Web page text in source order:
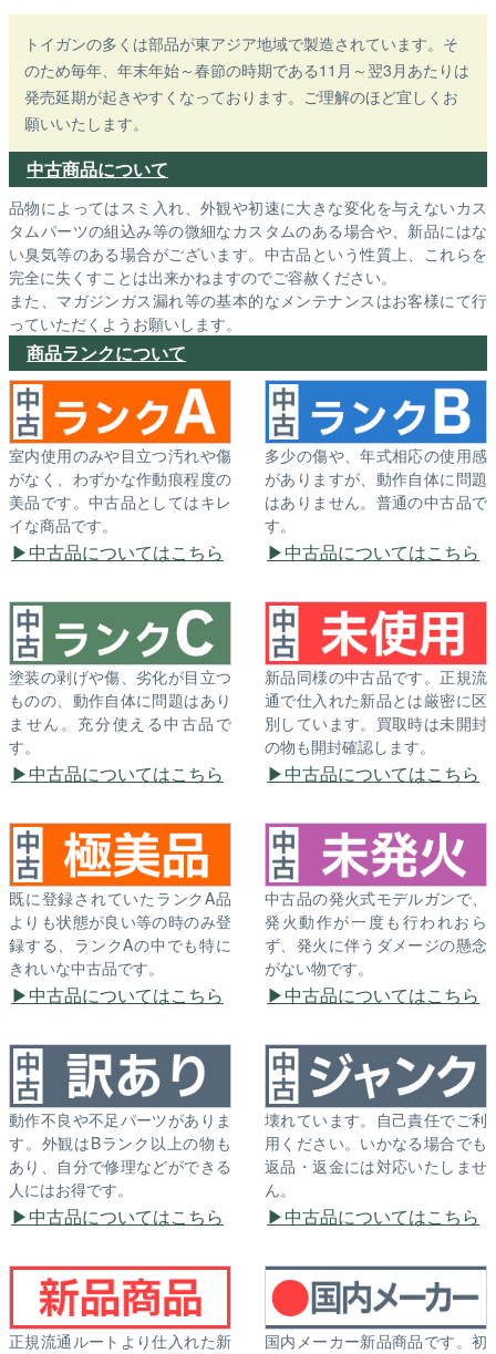
トイガンの多くは部品が東アジア地域で製造されています。そ
のため毎年、年末年始～春節の時期である11月～翌3月あたりは
発売延期が起きやすくなっております。ご理解のほど宜しくお
願いいたします。
中古商品について
品物によってはスミ入れ、外観や初速に大きな変化を与えないカス
タムパーツの組込み等の微細なカスタムのある場合や、新品にはな
い臭気等のある場合がございます。中古品という性質上、これらを
完全に失くすことは出来かねますのでご容赦ください。
また、マガジンガス漏れ等の基本的なメンテナンスはお客様にて行
っていただくようお願いします。
商品ランクについて
室内使用のみや目立つ汚れや傷
がなく、わずかな作動痕程度の
美品です。中古品としてはキレ
イな商品です。
中古品についてはこちら
多少の傷や、年式相応の使用感
がありますが、動作自体に問題
はありません。普通の中古品で
す。
中古品についてはこちら
塗装の剥げや傷、劣化が目立つ
ものの、動作自体に問題はあり
ません。充分使える中古品で
す。
中古品についてはこちら
新品同様の中古品です。正規流
通で仕入れた新品とは厳密に区
別しています。買取時は未開封
の物も開封確認します。
中古品についてはこちら
既に登録されていたランクA品
よりも状態が良い等の時のみ登
録する、ランクAの中でも特に
きれいな中古品です。
中古品についてはこちら
中古品の発火式モデルガンで、
発火動作が一度も行われおら
ず、発火に伴うダメージの懸念
がない物です。
中古品についてはこちら
動作不良や不足パーツがありま
す。外観はBランク以上の物も
あり、自分で修理などができる
人にはお得です。
中古品についてはこちら
壊れています。自己責任でご利
用ください。いかなる場合でも
返品・返金には対応いたしませ
ん。
中古品についてはこちら
正規流通ルートより仕入れた新
国内メーカー新品商品です。初